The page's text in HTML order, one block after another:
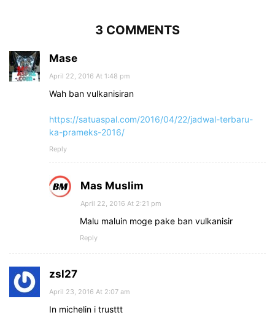
3 COMMENTS
Mase
April 22, 2016 At 1:48 pm
Wah ban vulkanisiran
https://satuaspal.com/2016/04/22/jadwal-terbaru-
ka-prameks-2016/
Reply
Mas Muslim
April 22, 2016 At 2:21 pm
Malu maluin moge pake ban vulkanisir
Reply
zsl27
April 23, 2016 At 2:07 am
In michelin i trusttt